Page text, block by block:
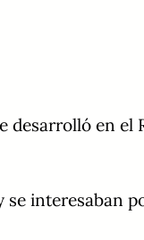
en el
interesaban